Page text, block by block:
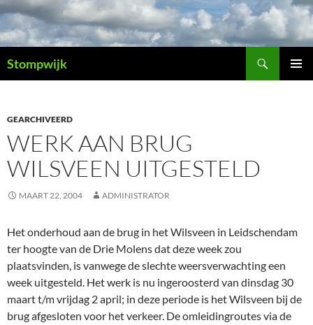
Ga
naar
de
inhoud
Stompwijk
GEARCHIVEERD
WERK AAN BRUG
WILSVEEN UITGESTELD
MAART 22, 2004 ADMINISTRATOR
Het onderhoud aan de brug in het Wilsveen in Leidschendam
ter hoogte van de Drie Molens dat deze week zou
plaatsvinden, is vanwege de slechte weersverwachting een
week uitgesteld. Het werk is nu ingeroosterd van dinsdag 30
maart t/m vrijdag 2 april; in deze periode is het Wilsveen bij de
brug afgesloten voor het verkeer. De omleidingroutes via de